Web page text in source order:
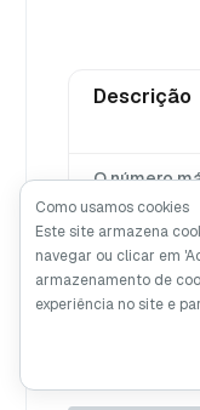
Descrição
O número
tarefas (por
que podem
em
dados
Como usamos cookies
Este site armazena
navegar ou clicar em
armazenamento de
experiência no site e